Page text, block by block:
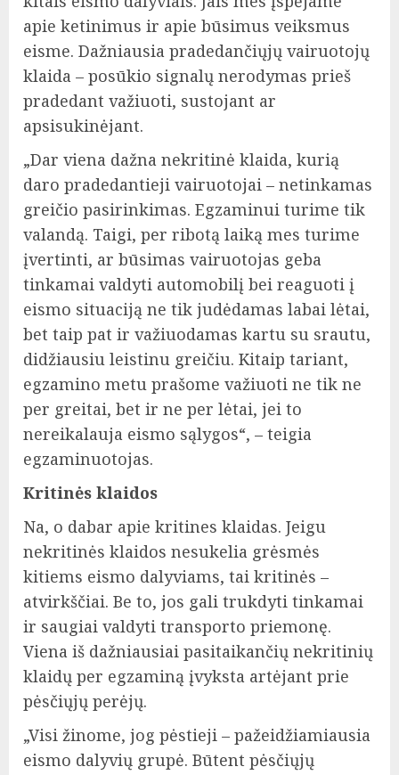
apie ketinimus ir apie būsimus veiksmus
eisme. Dažniausia pradedančiųjų vairuotojų
klaida – posūkio signalų nerodymas prieš
pradedant važiuoti, sustojant ar
apsisukinėjant.
„Dar viena dažna nekritinė klaida, kurią
daro pradedantieji vairuotojai – netinkamas
greičio pasirinkimas. Egzaminui turime tik
valandą. Taigi, per ribotą laiką mes turime
įvertinti, ar būsimas vairuotojas geba
tinkamai valdyti automobilį bei reaguoti į
eismo situaciją ne tik judėdamas labai lėtai,
bet taip pat ir važiuodamas kartu su srautu,
didžiausiu leistinu greičiu. Kitaip tariant,
egzamino metu prašome važiuoti ne tik ne
per greitai, bet ir ne per lėtai, jei to
nereikalauja eismo sąlygos“, – teigia
egzaminuotojas.
Kritinės klaidos
Na, o dabar apie kritines klaidas. Jeigu
nekritinės klaidos nesukelia grėsmės
kitiems eismo dalyviams, tai kritinės –
atvirkščiai. Be to, jos gali trukdyti tinkamai
ir saugiai valdyti transporto priemonę.
Viena iš dažniausiai pasitaikančių nekritinių
klaidų per egzaminą įvyksta artėjant prie
pėsčiųjų perėjų.
„Visi žinome, jog pėstieji – pažeidžiamiausia
eismo dalyvių grupė. Būtent pėsčiųjų